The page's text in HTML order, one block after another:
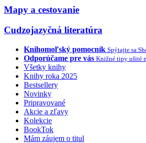
Mapy a cestovanie
Cudzojazyčná literatúra
Knihomoľský pomocník Spýtajte sa
Odporúčame pre vás Knižné tipy ušité
Všetky knihy
Knihy roka 2025
Bestsellery
Novinky
Pripravované
Akcie a zľavy
Kolekcie
BookTok
Mám záujem o titul